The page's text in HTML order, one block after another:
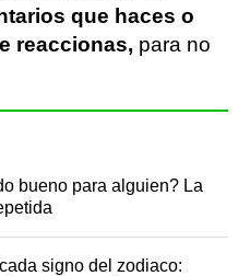
que haces o
reaccionas, para no
bueno para alguien? La
signo del zodiaco: